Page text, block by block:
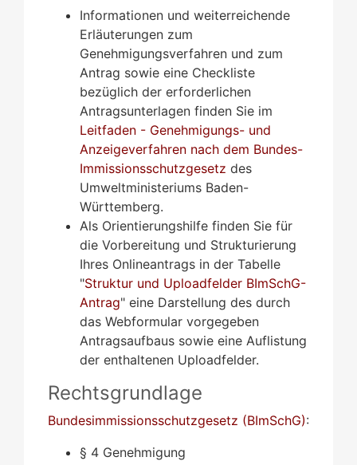
Informationen und weiterreichende
Erläuterungen zum
Genehmigungsverfahren und zum
Antrag sowie eine Checkliste
bezüglich der erforderlichen
Antragsunterlagen finden Sie im
Leitfaden - Genehmigungs- und
Anzeigeverfahren nach dem Bundes-
Immissionsschutzgesetz des
Umweltministeriums Baden-
Württemberg.
Als Orientierungshilfe finden Sie für
die Vorbereitung und Strukturierung
Ihres Onlineantrags in der Tabelle
"Struktur und Uploadfelder BImSchG-
Antrag" eine Darstellung des durch
das Webformular vorgegeben
Antragsaufbaus sowie eine Auflistung
der enthaltenen Uploadfelder.
Rechtsgrundlage
Bundesimmissionsschutzgesetz (BImSchG):
§ 4 Genehmigung